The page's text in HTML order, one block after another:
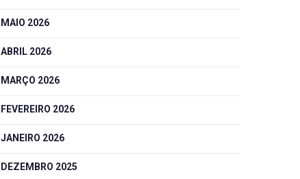
MAIO 2026
ABRIL 2026
MARÇO 2026
FEVEREIRO 2026
JANEIRO 2026
DEZEMBRO 2025